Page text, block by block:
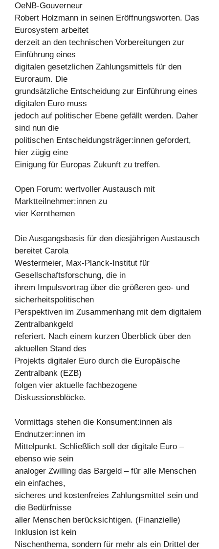
OeNB-Gouverneur
Robert Holzmann in seinen Eröffnungsworten. Das
Eurosystem arbeitet
derzeit an den technischen Vorbereitungen zur
Einführung eines
digitalen gesetzlichen Zahlungsmittels für den
Euroraum. Die
grundsätzliche Entscheidung zur Einführung eines
digitalen Euro muss
jedoch auf politischer Ebene gefällt werden. Daher
sind nun die
politischen Entscheidungsträger:innen gefordert,
hier zügig eine
Einigung für Europas Zukunft zu treffen.
Open Forum: wertvoller Austausch mit
Marktteilnehmer:innen zu
vier Kernthemen
Die Ausgangsbasis für den diesjährigen Austausch
bereitet Carola
Westermeier, Max-Planck-Institut für
Gesellschaftsforschung, die in
ihrem Impulsvortrag über die größeren geo- und
sicherheitspolitischen
Perspektiven im Zusammenhang mit dem digitalem
Zentralbankgeld
referiert. Nach einem kurzen Überblick über den
aktuellen Stand des
Projekts digitaler Euro durch die Europäische
Zentralbank (EZB)
folgen vier aktuelle fachbezogene
Diskussionsblöcke.
Vormittags stehen die Konsument:innen als
Endnutzer:innen im
Mittelpunkt. Schließlich soll der digitale Euro –
ebenso wie sein
analoger Zwilling das Bargeld – für alle Menschen
ein einfaches,
sicheres und kostenfreies Zahlungsmittel sein und
die Bedürfnisse
aller Menschen berücksichtigen. (Finanzielle)
Inklusion ist kein
Nischenthema, sondern für mehr als ein Drittel der